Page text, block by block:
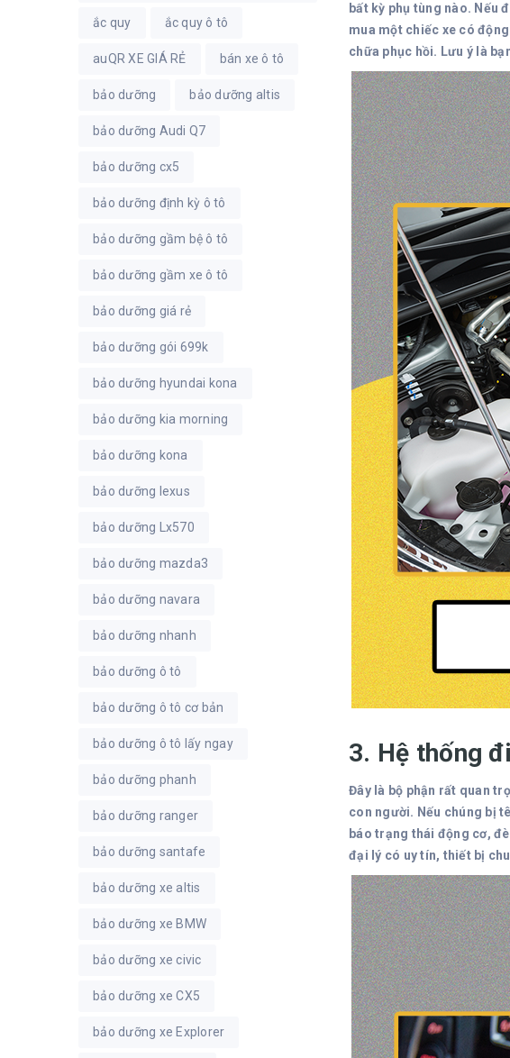
bất kỳ phụ tùng nào. Nếu
mua một chiếc xe có
chữa phục hồi. Lưu ý là
3. Hệ thống
Đây là bộ phận rất quan
con người. Nếu chúng bị
báo trạng thái động cơ,
đại lý có uy tín, thiết bị
ắc quy ắc quy ô tô
auQR XE GIÁ RẺ bán xe ô tô
bảo dưỡng bảo dưỡng altis
bảo dưỡng Audi Q7
bảo dưỡng cx5
bảo dưỡng định kỳ ô tô
bảo dưỡng gầm bệ ô tô
bảo dưỡng gầm xe ô tô
bảo dưỡng giá rẻ
bảo dưỡng gói 699k
bảo dưỡng hyundai kona
bảo dưỡng kia morning
bảo dưỡng kona
bảo dưỡng lexus
bảo dưỡng Lx570
bảo dưỡng mazda3
bảo dưỡng navara
bảo dưỡng nhanh
bảo dưỡng ô tô
bảo dưỡng ô tô cơ bản
bảo dưỡng ô tô lấy ngay
bảo dưỡng phanh
bảo dưỡng ranger
bảo dưỡng santafe
bảo dưỡng xe altis
bảo dưỡng xe BMW
bảo dưỡng xe civic
bảo dưỡng xe CX5
bảo dưỡng xe Explorer